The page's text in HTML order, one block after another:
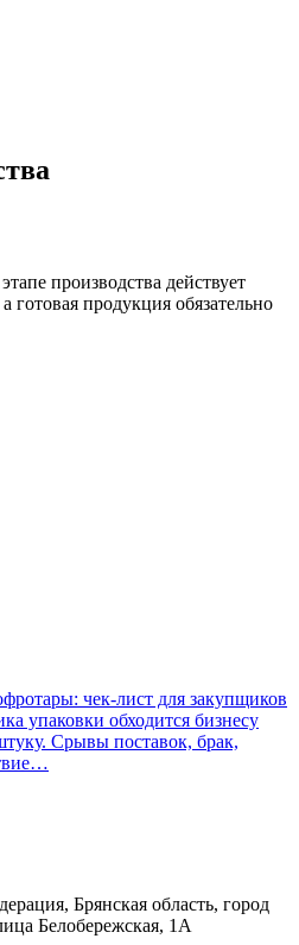
производства действует
готовая продукция обязательно
чек-лист для закупщиков
упаковки обходится бизнесу
Срывы поставок, брак,
Брянская область, город
Белобережская, 1А